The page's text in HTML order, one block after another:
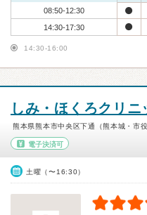
08:50-12:30
14:30-17:30
14:30-16:00
しみ・ほくろクリニ
熊本県熊本市中央区下通（熊本城・市
電子決済可
土曜（〜16:30）